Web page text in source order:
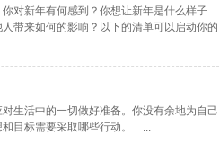
对新年有何感到？你想让新年是什么样子
带来如何的影响？以下的清单可以启动你的
生活中的一切做好准备。你没有余地为自己
和目标需要采取哪些行动。 ...